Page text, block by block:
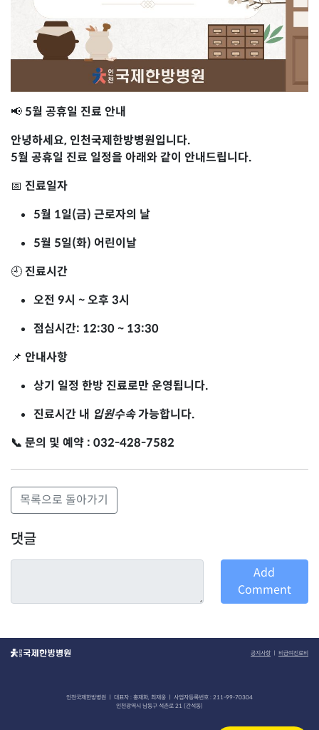
📢 5월 공휴일 진료 안내
안녕하세요, 인천국제한방병원입니다.
5월 공휴일 진료 일정을 아래와 같이 안내드립니다.
📅 진료일자
5월 1일(금) 근로자의 날
5월 5일(화) 어린이날
🕘 진료시간
오전 9시 ~ 오후 3시
점심시간: 12:30 ~ 13:30
📌 안내사항
상기 일정 한방 진료로만 운영됩니다.
진료시간 내 입원수속가능합니다.
📞 문의 및 예약 : 032-428-7582
목록으로 돌아가기
댓글
Add
Comment
공지사항 ㅣ 비급여진료비
인천국제한방병원 ㅣ 대표자 : 홍재화, 최재웅 ㅣ 사업자등록번호 : 211-99-70304
인천광역시 남동구 석촌로 21 (간석동)